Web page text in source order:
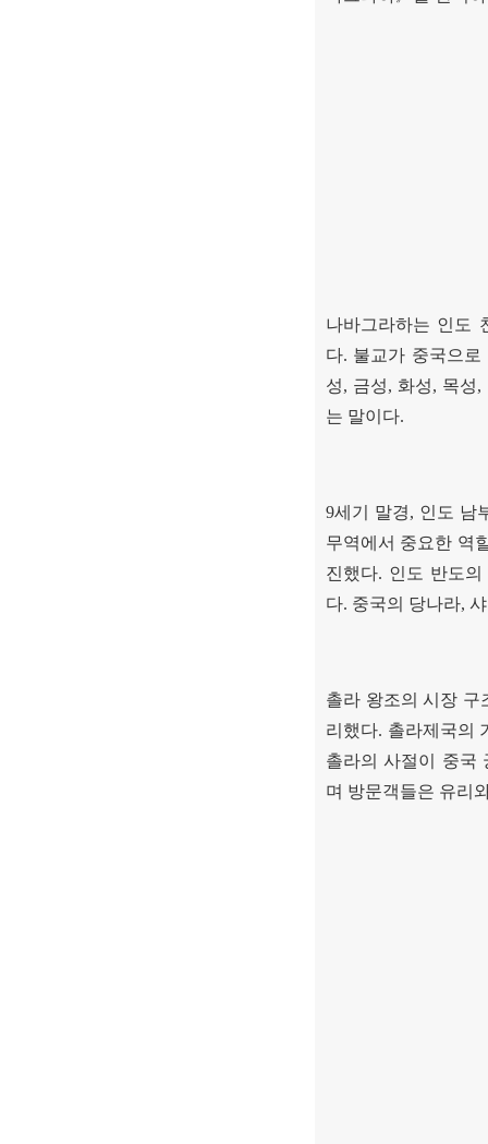
나바그라하는 인도
다. 불교가 중국으로
성, 금성, 화성, 목성,
는 말이다.
9세기 말경, 인도 남
무역에서 중요한 역
진했다. 인도 반도
다. 중국의 당나라,
촐라 왕조의 시장 구
리했다. 촐라제국의
촐라의 사절이 중국
며 방문객들은 유리